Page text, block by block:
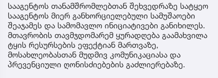
სააგენტოს თანამშრომლებთან შეხვედრაზე სატყეო
სააგენტოს მიერ განხორციელებული სამუშაოები
შეაჯამეს და სამომავლო ინიციატივები განიხილეს.
მთავრობის თავმჯდომარემ ყურადღება გაამახვილა
ტყის რესურსების ეფექტიან მართვაზე,
მოსახლეობასთან მუდმივ კომუნიკაციასა და
პრევენციული ღონისძიებების გაძლიერებაზე.